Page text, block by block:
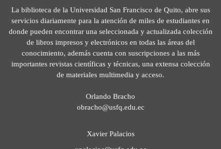
La biblioteca de la Universidad San Francisco de Quito, abre sus
servicios diariamente para la atención de miles de estudiantes en
donde pueden encontrar una seleccionada y actualizada colección
de libros impresos y electrónicos en todas las áreas del
conocimiento, además cuenta con suscripciones a las más
importantes revistas científicas y técnicas, una extensa colección
de materiales multimedia y acceso.
Orlando Bracho
obracho@usfq.edu.ec
Xavier Palacios